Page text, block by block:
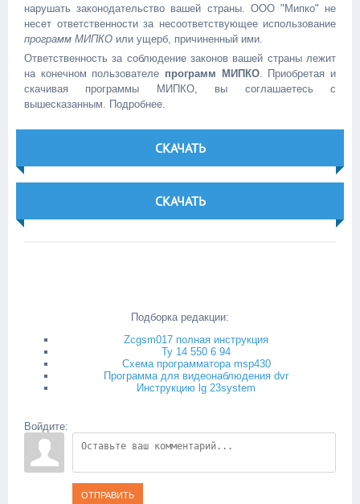
нарушать законодательство вашей страны. ООО "Мипко" не
несет ответственности за несоответствующее использование
программ МИПКО или ущерб, причиненный ими.
Ответственность за соблюдение законов вашей страны лежит
на конечном пользователе программ МИПКО. Приобретая и
скачивая программы МИПКО, вы соглашаетесь с
вышесказанным. Подробнее.
СКАЧАТЬ
СКАЧАТЬ
Подборка редакции:
Zcgsm017 полная инструкция
Ту 14 550 6 94
Схема программатора msp430
Программа для видеонаблюдения dvr
Инструкцию lg 23system
Войдите:
ОТПРАВИТЬ